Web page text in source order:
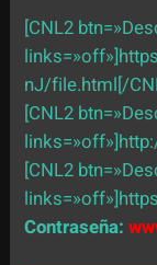
[CNL2
nJ/file.html[/
[CNL2
[CNL2
Contraseña: